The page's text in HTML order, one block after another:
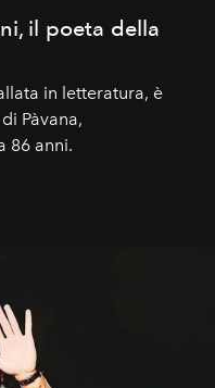
il poeta della
in letteratura, è
Pàvana,
86 anni.